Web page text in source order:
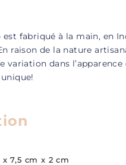
est fabriqué à la main, en
raison de la nature
variation dans l’apparence
x 7,5 cm x 2 cm